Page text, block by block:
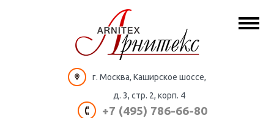
г. Москва, Каширское шоссе,
д. 3, стр. 2, корп. 4
+7 (495) 786-66-80